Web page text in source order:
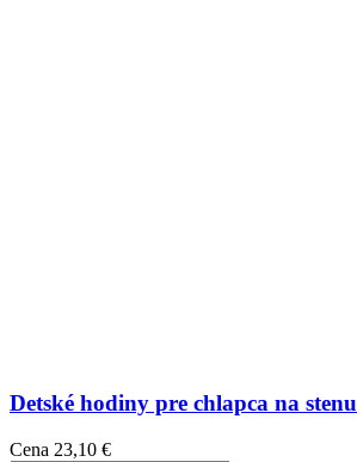
Detské hodiny pre chlapca na stenu
Cena 23,10 €